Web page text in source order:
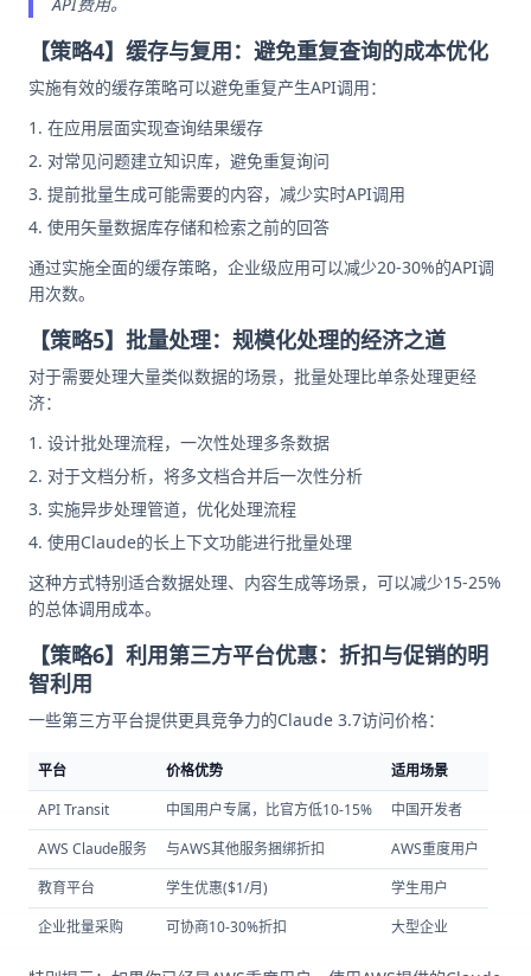
【策略4】缓存与复用：避免重复查询的成本优化
实施有效的缓存策略可以避免重复产生API调用：
在应用层面实现查询结果缓存
对常见问题建立知识库，避免重复询问
提前批量生成可能需要的内容，减少实时API调用
使用矢量数据库存储和检索之前的回答
通过实施全面的缓存策略，企业级应用可以减少20-30%的API调
用次数。
【策略5】批量处理：规模化处理的经济之道
对于需要处理大量类似数据的场景，批量处理比单条处理更经
济：
设计批处理流程，一次性处理多条数据
对于文档分析，将多文档合并后一次性分析
实施异步处理管道，优化处理流程
使用Claude的长上下文功能进行批量处理
这种方式特别适合数据处理、内容生成等场景，可以减少15-25%
的总体调用成本。
【策略6】利用第三方平台优惠：折扣与促销的明
智利用
一些第三方平台提供更具竞争力的Claude 3.7访问价格：
平台 价格优势
适用场景
API Transit
中国用户专属，比官方低10-15%
中国开发者
AWS Claude服务
与AWS其他服务捆绑折扣
AWS重度用户
教育平台
学生优惠($1/月)
学生用户
企业批量采购
可协商10-30%折扣 大型企业